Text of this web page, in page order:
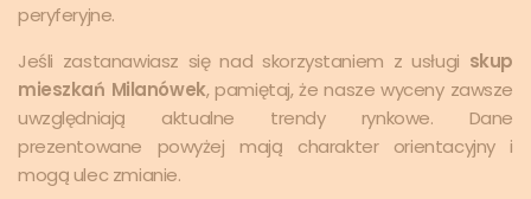
peryferyjne.
Jeśli zastanawiasz się nad skorzystaniem z usługi skup
mieszkań Milanówek, pamiętaj, że nasze wyceny zawsze
uwzględniają aktualne trendy rynkowe. Dane
prezentowane powyżej mają charakter orientacyjny i
mogą ulec zmianie.